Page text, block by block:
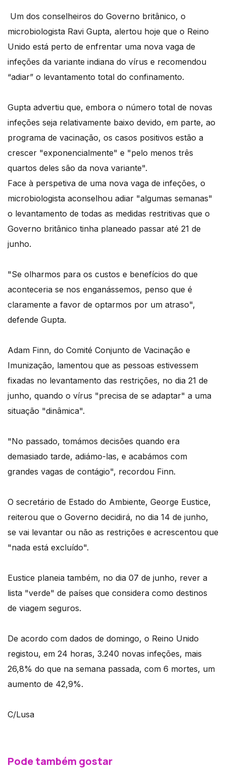
Um dos conselheiros do Governo britânico, o
microbiologista Ravi Gupta, alertou hoje que o Reino
Unido está perto de enfrentar uma nova vaga de
infeções da variante indiana do vírus e recomendou
“adiar” o levantamento total do confinamento.
Gupta advertiu que, embora o número total de novas
infeções seja relativamente baixo devido, em parte, ao
programa de vacinação, os casos positivos estão a
crescer "exponencialmente" e "pelo menos três
quartos deles são da nova variante".
Face à perspetiva de uma nova vaga de infeções, o
microbiologista aconselhou adiar "algumas semanas"
o levantamento de todas as medidas restritivas que o
Governo britânico tinha planeado passar até 21 de
junho.
"Se olharmos para os custos e benefícios do que
aconteceria se nos enganássemos, penso que é
claramente a favor de optarmos por um atraso",
defende Gupta.
Adam Finn, do Comité Conjunto de Vacinação e
Imunização, lamentou que as pessoas estivessem
fixadas no levantamento das restrições, no dia 21 de
junho, quando o vírus "precisa de se adaptar" a uma
situação "dinâmica".
"No passado, tomámos decisões quando era
demasiado tarde, adiámo-las, e acabámos com
grandes vagas de contágio", recordou Finn.
O secretário de Estado do Ambiente, George Eustice,
reiterou que o Governo decidirá, no dia 14 de junho,
se vai levantar ou não as restrições e acrescentou que
"nada está excluído".
Eustice planeia também, no dia 07 de junho, rever a
lista "verde" de países que considera como destinos
de viagem seguros.
De acordo com dados de domingo, o Reino Unido
registou, em 24 horas, 3.240 novas infeções, mais
26,8% do que na semana passada, com 6 mortes, um
aumento de 42,9%.
C/Lusa
Pode também gostar